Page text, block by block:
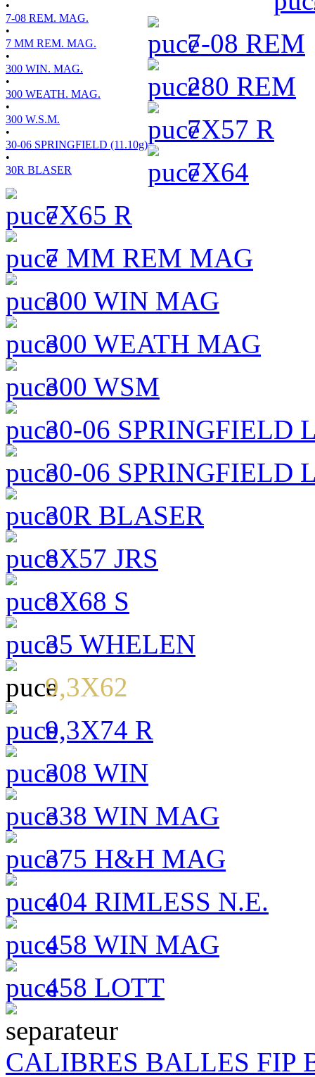
•
7-08 REM. MAG.
•
7 MM REM. MAG.
•
300 WIN. MAG.
•
300 WEATH. MAG.
•
300 W.S.M.
•
30-06 SPRINGFIELD (11.10g)
•
30R BLASER
7-08 REM
280 REM
7X57 R
7X64
7X65 R
7 MM REM MAG
300 WIN MAG
300 WEATH MAG
300 WSM
30-06 SPRINGFIELD
30-06 SPRINGFIELD
30R BLASER
8X57 JRS
8X68 S
35 WHELEN
9,3X62
9,3X74 R
308 WIN
338 WIN MAG
375 H&H MAG
404 RIMLESS N.E.
458 WIN MAG
458 LOTT
CALIBRES BALLES FIP